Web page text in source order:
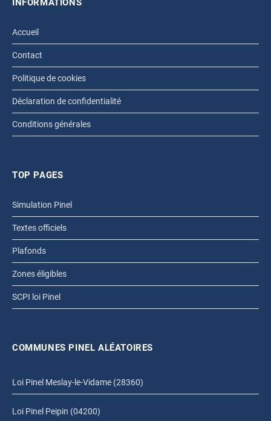
INFORMATIONS
Accueil
Contact
Politique de cookies
Déclaration de confidentialité
Conditions générales
TOP PAGES
Simulation Pinel
Textes officiels
Plafonds
Zones éligibles
SCPI loi Pinel
COMMUNES PINEL ALÉATOIRES
Loi Pinel Meslay-le-Vidame (28360)
Loi Pinel Peipin (04200)